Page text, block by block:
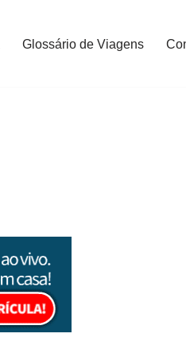
Glossário de Viagens